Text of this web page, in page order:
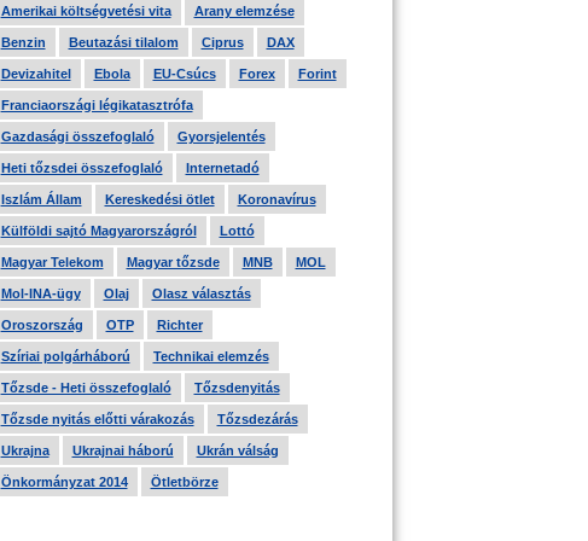
Amerikai költségvetési vita Arany elemzése
Benzin Beutazási tilalom Ciprus DAX
Devizahitel Ebola EU-Csúcs Forex Forint
Franciaországi légikatasztrófa
Gazdasági összefoglaló Gyorsjelentés
Heti tőzsdei összefoglaló Internetadó
Iszlám Állam Kereskedési ötlet Koronavírus
Külföldi sajtó Magyarországról Lottó
Magyar Telekom Magyar tőzsde MNB MOL
Mol-INA-ügy Olaj Olasz választás
Oroszország OTP Richter
Szíriai polgárháború Technikai elemzés
Tőzsde - Heti összefoglaló Tőzsdenyitás
Tőzsde nyitás előtti várakozás Tőzsdezárás
Ukrajna Ukrajnai háború Ukrán válság
Önkormányzat 2014 Ötletbörze